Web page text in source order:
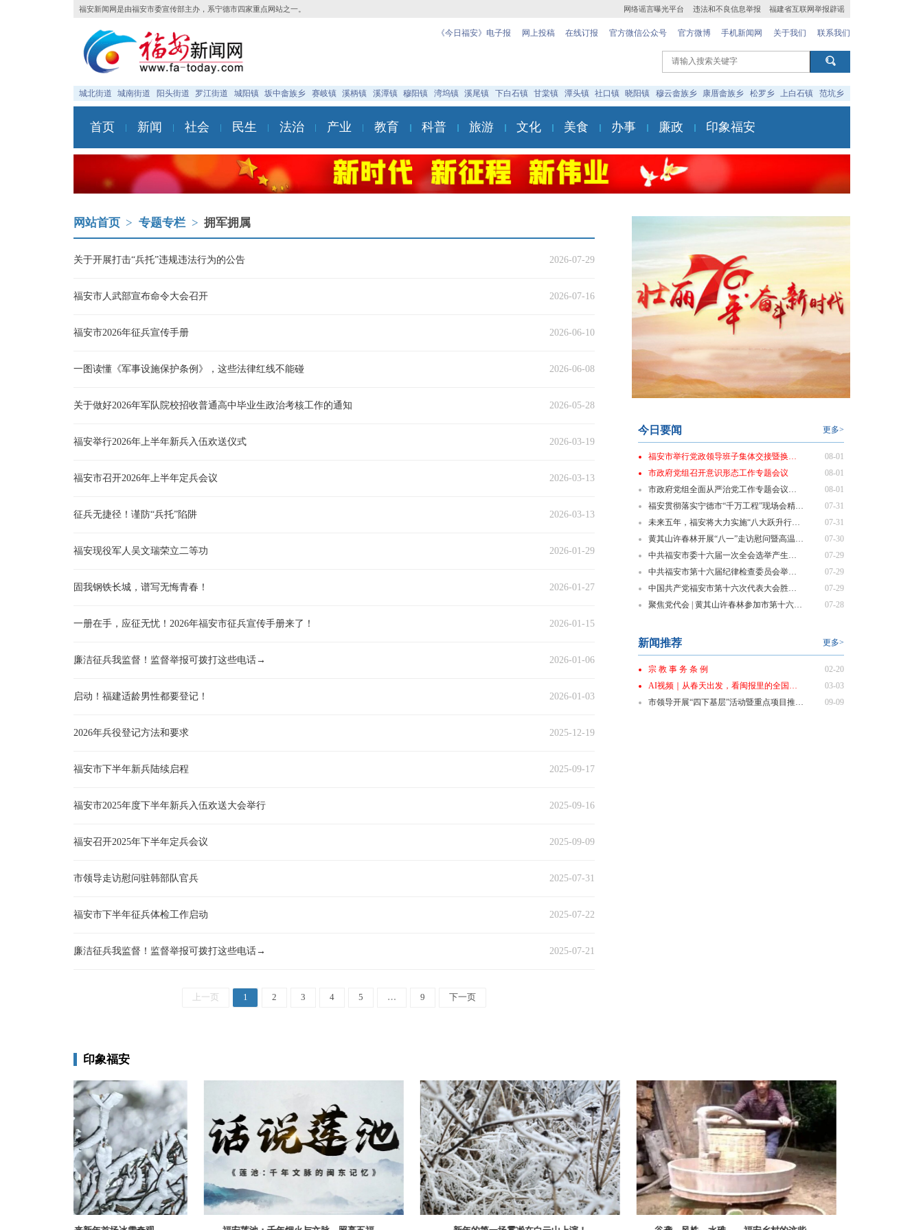
福安新闻网是由福安市委宣传部主办，系宁德市四家重点网站之一。 网络谣言曝光平台 违法和不良信息举报 福建省互联网举报辟谣
《今日福安》电子报 网上投稿 在线订报 官方微信公众号 官方微博 手机新闻网 关于我们 联系我们
城北街道 城南街道 阳头街道 罗江街道 城阳镇 坂中畲族乡 赛岐镇 溪柄镇 溪潭镇 穆阳镇 湾坞镇 溪尾镇 下白石镇 甘棠镇 潭头镇 社口镇 晓阳镇 穆云畲族乡 康厝畲族乡 松罗乡 上白石镇 范坑乡
首页 新闻 社会 民生 法治 产业 教育 科普 旅游 文化 美食 办事 廉政 印象福安
网站首页 > 专题专栏 > 拥军拥属
关于开展打击“兵托”违规违法行为的公告 2026-07-29
福安市人武部宣布命令大会召开 2026-07-16
福安市2026年征兵宣传手册 2026-06-10
一图读懂《军事设施保护条例》，这些法律红线不能碰 2026-06-08
关于做好2026年军队院校招收普通高中毕业生政治考核工作的通知 2026-05-28
福安举行2026年上半年新兵入伍欢送仪式 2026-03-19
福安市召开2026年上半年定兵会议 2026-03-13
征兵无捷径！谨防“兵托”陷阱 2026-03-13
福安现役军人吴文瑞荣立二等功 2026-01-29
固我钢铁长城，谱写无悔青春！ 2026-01-27
一册在手，应征无忧！2026年福安市征兵宣传手册来了！ 2026-01-15
廉洁征兵我监督！监督举报可拨打这些电话→ 2026-01-06
启动！福建适龄男性都要登记！ 2026-01-03
2026年兵役登记方法和要求 2025-12-19
福安市下半年新兵陆续启程 2025-09-17
福安市2025年度下半年新兵入伍欢送大会举行 2025-09-16
福安召开2025年下半年定兵会议 2025-09-09
市领导走访慰问驻韩部队官兵 2025-07-31
福安市下半年征兵体检工作启动 2025-07-22
廉洁征兵我监督！监督举报可拨打这些电话→ 2025-07-21
上一页 1 2 3 4 5 … 9 下一页
今日要闻 更多>
福安市举行党政领导班子集体交接暨换届履新“第一课”
08-01
市政府党组召开意识形态工作专题会议
08-01
市政府党组全面从严治党工作专题会议召开
08-01
福安贯彻落实宁德市“千万工程”现场会精神 部署乡村振兴重点工作
07-31
未来五年，福安将大力实施“八大跃升行动”！
07-31
黄其山许春林开展“八一”走访慰问暨高温一线劳动者慰问活动
07-30
中共福安市委十六届一次全会选举产生新一届市委领导班子
07-29
中共福安市第十六届纪律检查委员会举行第一次全体会议
07-29
中国共产党福安市第十六次代表大会胜利闭幕
07-29
聚焦党代会 | 黄其山许春林参加市第十六次党代会代表团分组讨论
07-28
新闻推荐 更多>
宗 教 事 务 条 例
02-20
AI视频｜从春天出发，看闽报里的全国两会
03-03
市领导开展“四下基层”活动暨重点项目推进会商会
09-09
印象福安